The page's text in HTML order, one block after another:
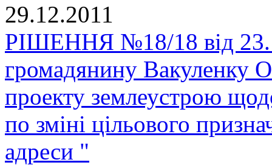
29.12.2011
РІШЕННЯ №18/18 від
громадянину Вакуленку
проекту землеустрою
по зміні цільового
адреси "